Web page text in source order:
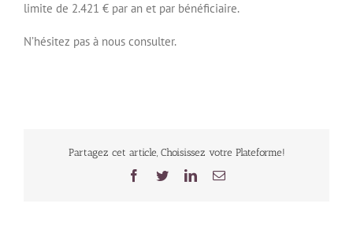
limite de 2.421 € par an et par bénéficiaire.
N’hésitez pas à nous consulter.
Partagez cet article, Choisissez votre Plateforme!
Facebook
TwitterLinkedInEmail